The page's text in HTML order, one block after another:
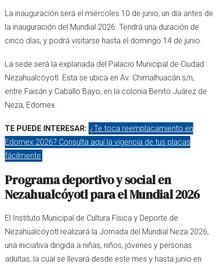
La inauguración será el miércoles 10 de junio, un día antes de
la inauguración del Mundial 2026. Tendrá una duración de
cinco días, y podrá visitarse hasta el domingo 14 de junio.
La sede será la explanada del Palacio Municipal de Ciudad
Nezahualcóyotl. Esta se ubica en Av. Chimalhuacán s/n,
entre Faisán y Caballo Bayo, en la colonia Benito Juárez de
Neza, Edomex.
TE PUEDE INTERESAR: ¿Te toca reemplacamiento en
Edomex 2026? Consulta aquí la vigencia de tus placas
fácilmente
Programa deportivo y social en
Nezahualcóyotl para el Mundial 2026
El Instituto Municipal de Cultura Física y Deporte de
Nezahualcóyotl realizará la Jornada del Mundial Neza 2026,
una iniciativa dirigida a niñas, niños, jóvenes y personas
adultas, la cual se llevará desde este mes y hasta junio en